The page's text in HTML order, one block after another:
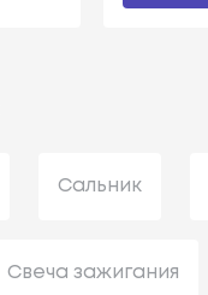
Сальник
Свеча зажигания